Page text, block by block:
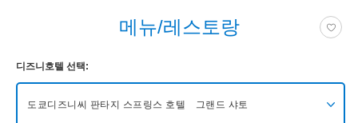
메뉴/레스토랑
디즈니호텔 선택:
도쿄디즈니씨 판타지 스프링스 호텔 그랜드 샤토